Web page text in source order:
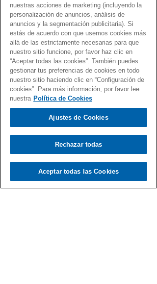
Gen Dro a la orilla del mar
Una selección de grandes canciones dedicadas
mar… ¡con el Gen Dro!
nuestras acciones de marketing (incluyendo la
personalización de anuncios, análisis de
anuncios y la segmentación publicitaria). Si
estás de acuerdo con que usemos cookies más
allá de las estrictamente necesarias para que
nuestro sitio funcione, por favor haz clic en
“Aceptar todas las cookies”. También puedes
gestionar tus preferencias de cookies en todo
nuestro sitio haciendo clic en “Configuración de
cookies”. Para más información, por favor lee
nuestra Política de Cookies
Ajustes de Cookies
Rechazar todas
Aceptar todas las Cookies